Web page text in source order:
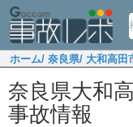
ホーム/ 奈良県/ 大和高田
奈良県大和
事故情報